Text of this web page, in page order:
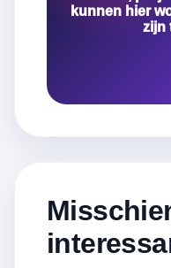
kunnen hier
zijn